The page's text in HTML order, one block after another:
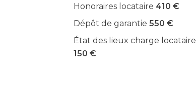
Honoraires locataire 410 €
Dépôt de garantie 550 €
État des lieux charge locataire
150 €